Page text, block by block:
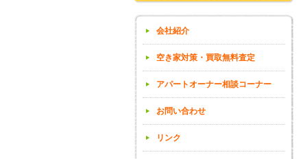
会社紹介
空き家対策・買取無料査定
アパートオーナー相談コーナー
お問い合わせ
リンク